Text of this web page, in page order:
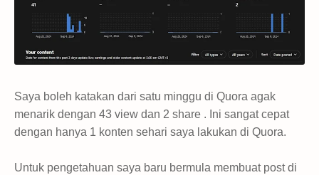
Saya boleh katakan dari satu minggu di Quora agak
menarik dengan 43 view dan 2 share . Ini sangat cepat
dengan hanya 1 konten sehari saya lakukan di Quora.
Untuk pengetahuan saya baru bermula membuat post di